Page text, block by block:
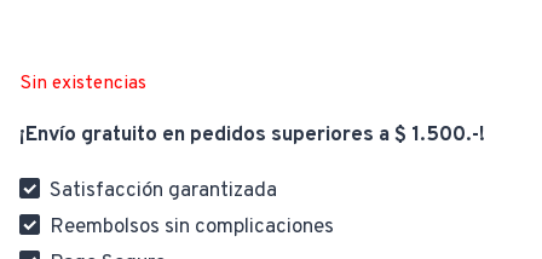
Sin existencias
¡Envío gratuito en pedidos superiores a $ 1.500.-!
Satisfacción garantizada
Reembolsos sin complicaciones